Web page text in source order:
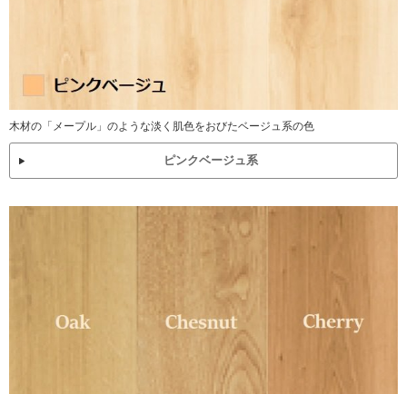
木材の「メープル」のような淡く肌色をおびたベージュ系の色
ピンクベージュ系